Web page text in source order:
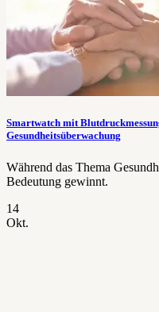
Smartwatch mit
Gesundheitsüberwachung
Während das Thema
Bedeutung gewinnt.
14
Okt.